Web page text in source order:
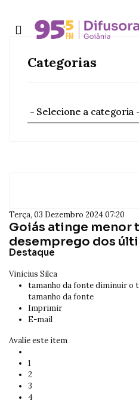
Categorias
Terça, 03 Dezembro 2024 07:20
Goiás atinge menor
desemprego dos
Destaque
Vinicius Silca
tamanho da fontediminuir o
tamanho da fonte
Imprimir
E-mail
Avalie este item
1
2
3
4